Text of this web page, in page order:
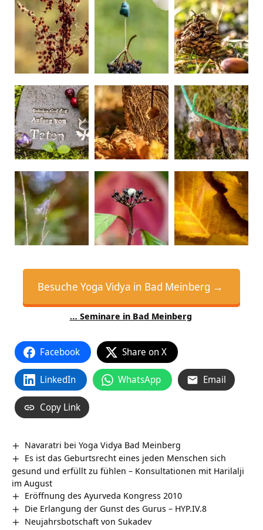
Besuche Yoga Vidya in Bad Meinberg →
… Seminare in Bad Meinberg
Facebook Share on X
LinkedIn WhatsApp Email
Copy Link
Navaratri bei Yoga Vidya Bad Meinberg
Es ist das Geburtsrecht eines jeden Menschen sich
gesund und erfüllt zu fühlen – Konsultationen mit Harilalji
im August
Eröffnung des Ayurveda Kongress 2010
Die Erlangung der Gunst des Gurus – HYP.IV.8
Neujahrsbotschaft von Sukadev